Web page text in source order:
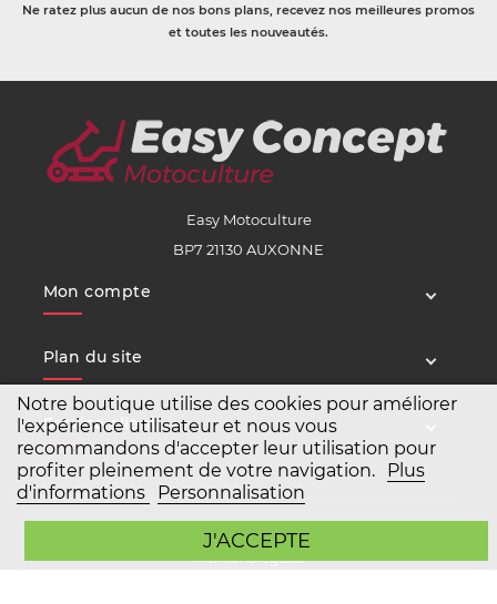
Notre boutique utilise des cookies pour améliorer
l'expérience utilisateur et nous vous
recommandons d'accepter leur utilisation pour
profiter pleinement de votre navigation.
Plus
d'informations
Personnalisation
J'ACCEPTE
Ne ratez plus aucun de nos bons plans, recevez nos meilleures promos
et toutes les nouveautés.
Easy Motoculture
BP7 21130 AUXONNE
Mon compte
Plan du site
Service client
Mentions légales